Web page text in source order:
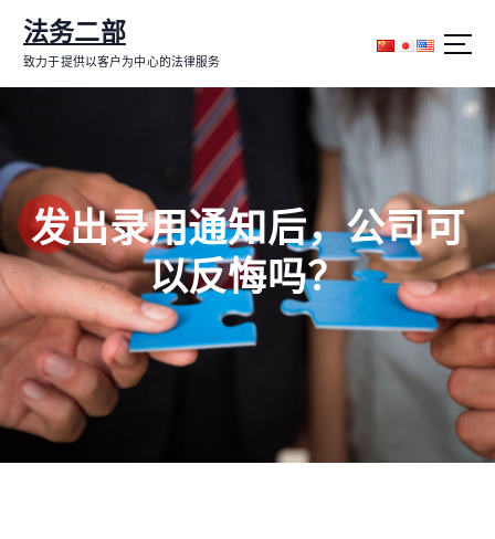
内
法务二部
致力于提供以客户为中心的法律服务
发出录用通知后，公司可
以反悔吗？